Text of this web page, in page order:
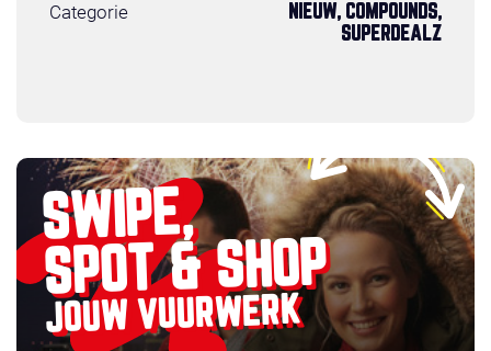
Categorie
NIEUW, COMPOUNDS,
SUPERDEALZ
SWIPE,
SPOT & SHOP
JOUW VUURWERK